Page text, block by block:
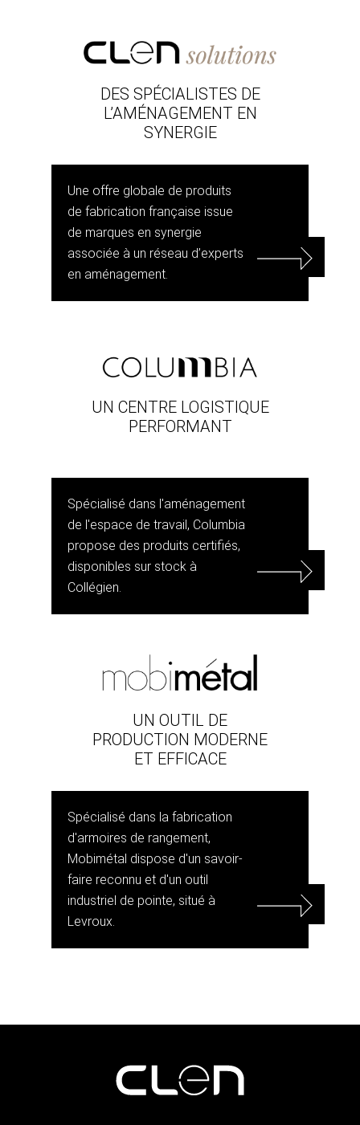
DES SPÉCIALISTES DE
L’AMÉNAGEMENT EN
SYNERGIE
Une offre globale de produits
de fabrication française issue
de marques en synergie
associée à un réseau d’experts
en aménagement.
UN CENTRE LOGISTIQUE
PERFORMANT
Spécialisé dans l'aménagement
de l'espace de travail, Columbia
propose des produits certifiés,
disponibles sur stock à
Collégien.
UN OUTIL DE
PRODUCTION MODERNE
ET EFFICACE
Spécialisé dans la fabrication
d'armoires de rangement,
Mobimétal dispose d'un savoir-
faire reconnu et d'un outil
industriel de pointe, situé à
Levroux.